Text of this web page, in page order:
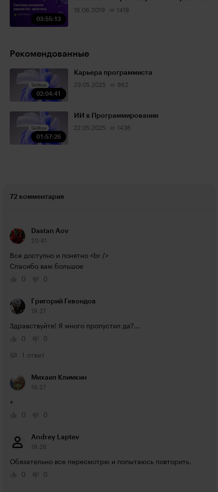
03:55:13
16.06.2019 1418
Рекомендованные
02:04:41
Карьера программиста
29.05.2025 962
01:57:26
ИИ в Программировании
22.05.2025 1436
72 комментария
Dastan Aov
20:41
Все доступно и понятно <br />
Спасибо вам большое
0
0
Григорий Гевондов
19:27
Здравствуйте! Я много пропустил да?...
0
0
1 ответ
Михаил Климкин
19:27
+
0
0
Andrey Laptev
19:26
Обязательно все пересмотрю и попытаюсь повторить.
0
0